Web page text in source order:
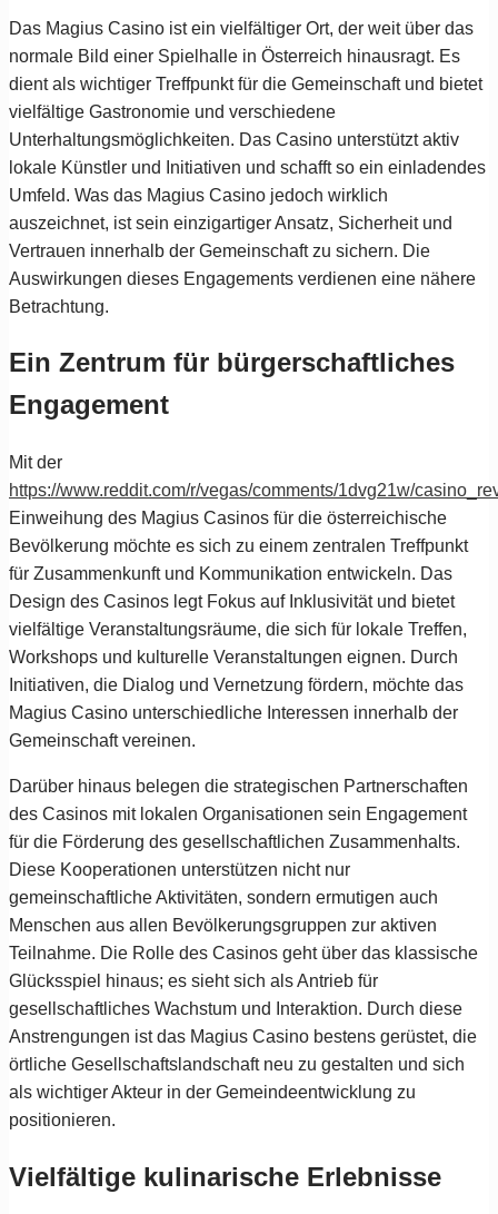
Das Magius Casino ist ein vielfältiger Ort, der weit über das
normale Bild einer Spielhalle in Österreich hinausragt. Es
dient als wichtiger Treffpunkt für die Gemeinschaft und bietet
vielfältige Gastronomie und verschiedene
Unterhaltungsmöglichkeiten. Das Casino unterstützt aktiv
lokale Künstler und Initiativen und schafft so ein einladendes
Umfeld. Was das Magius Casino jedoch wirklich
auszeichnet, ist sein einzigartiger Ansatz, Sicherheit und
Vertrauen innerhalb der Gemeinschaft zu sichern. Die
Auswirkungen dieses Engagements verdienen eine nähere
Betrachtung.
Ein Zentrum für bürgerschaftliches
Engagement
Mit der
https://www.reddit.com/r/vegas/comments/1dvg21w/
Einweihung des Magius Casinos für die österreichische
Bevölkerung möchte es sich zu einem zentralen Treffpunkt
für Zusammenkunft und Kommunikation entwickeln. Das
Design des Casinos legt Fokus auf Inklusivität und bietet
vielfältige Veranstaltungsräume, die sich für lokale Treffen,
Workshops und kulturelle Veranstaltungen eignen. Durch
Initiativen, die Dialog und Vernetzung fördern, möchte das
Magius Casino unterschiedliche Interessen innerhalb der
Gemeinschaft vereinen.
Darüber hinaus belegen die strategischen Partnerschaften
des Casinos mit lokalen Organisationen sein Engagement
für die Förderung des gesellschaftlichen Zusammenhalts.
Diese Kooperationen unterstützen nicht nur
gemeinschaftliche Aktivitäten, sondern ermutigen auch
Menschen aus allen Bevölkerungsgruppen zur aktiven
Teilnahme. Die Rolle des Casinos geht über das klassische
Glücksspiel hinaus; es sieht sich als Antrieb für
gesellschaftliches Wachstum und Interaktion. Durch diese
Anstrengungen ist das Magius Casino bestens gerüstet, die
örtliche Gesellschaftslandschaft neu zu gestalten und sich
als wichtiger Akteur in der Gemeindeentwicklung zu
positionieren.
Vielfältige kulinarische Erlebnisse